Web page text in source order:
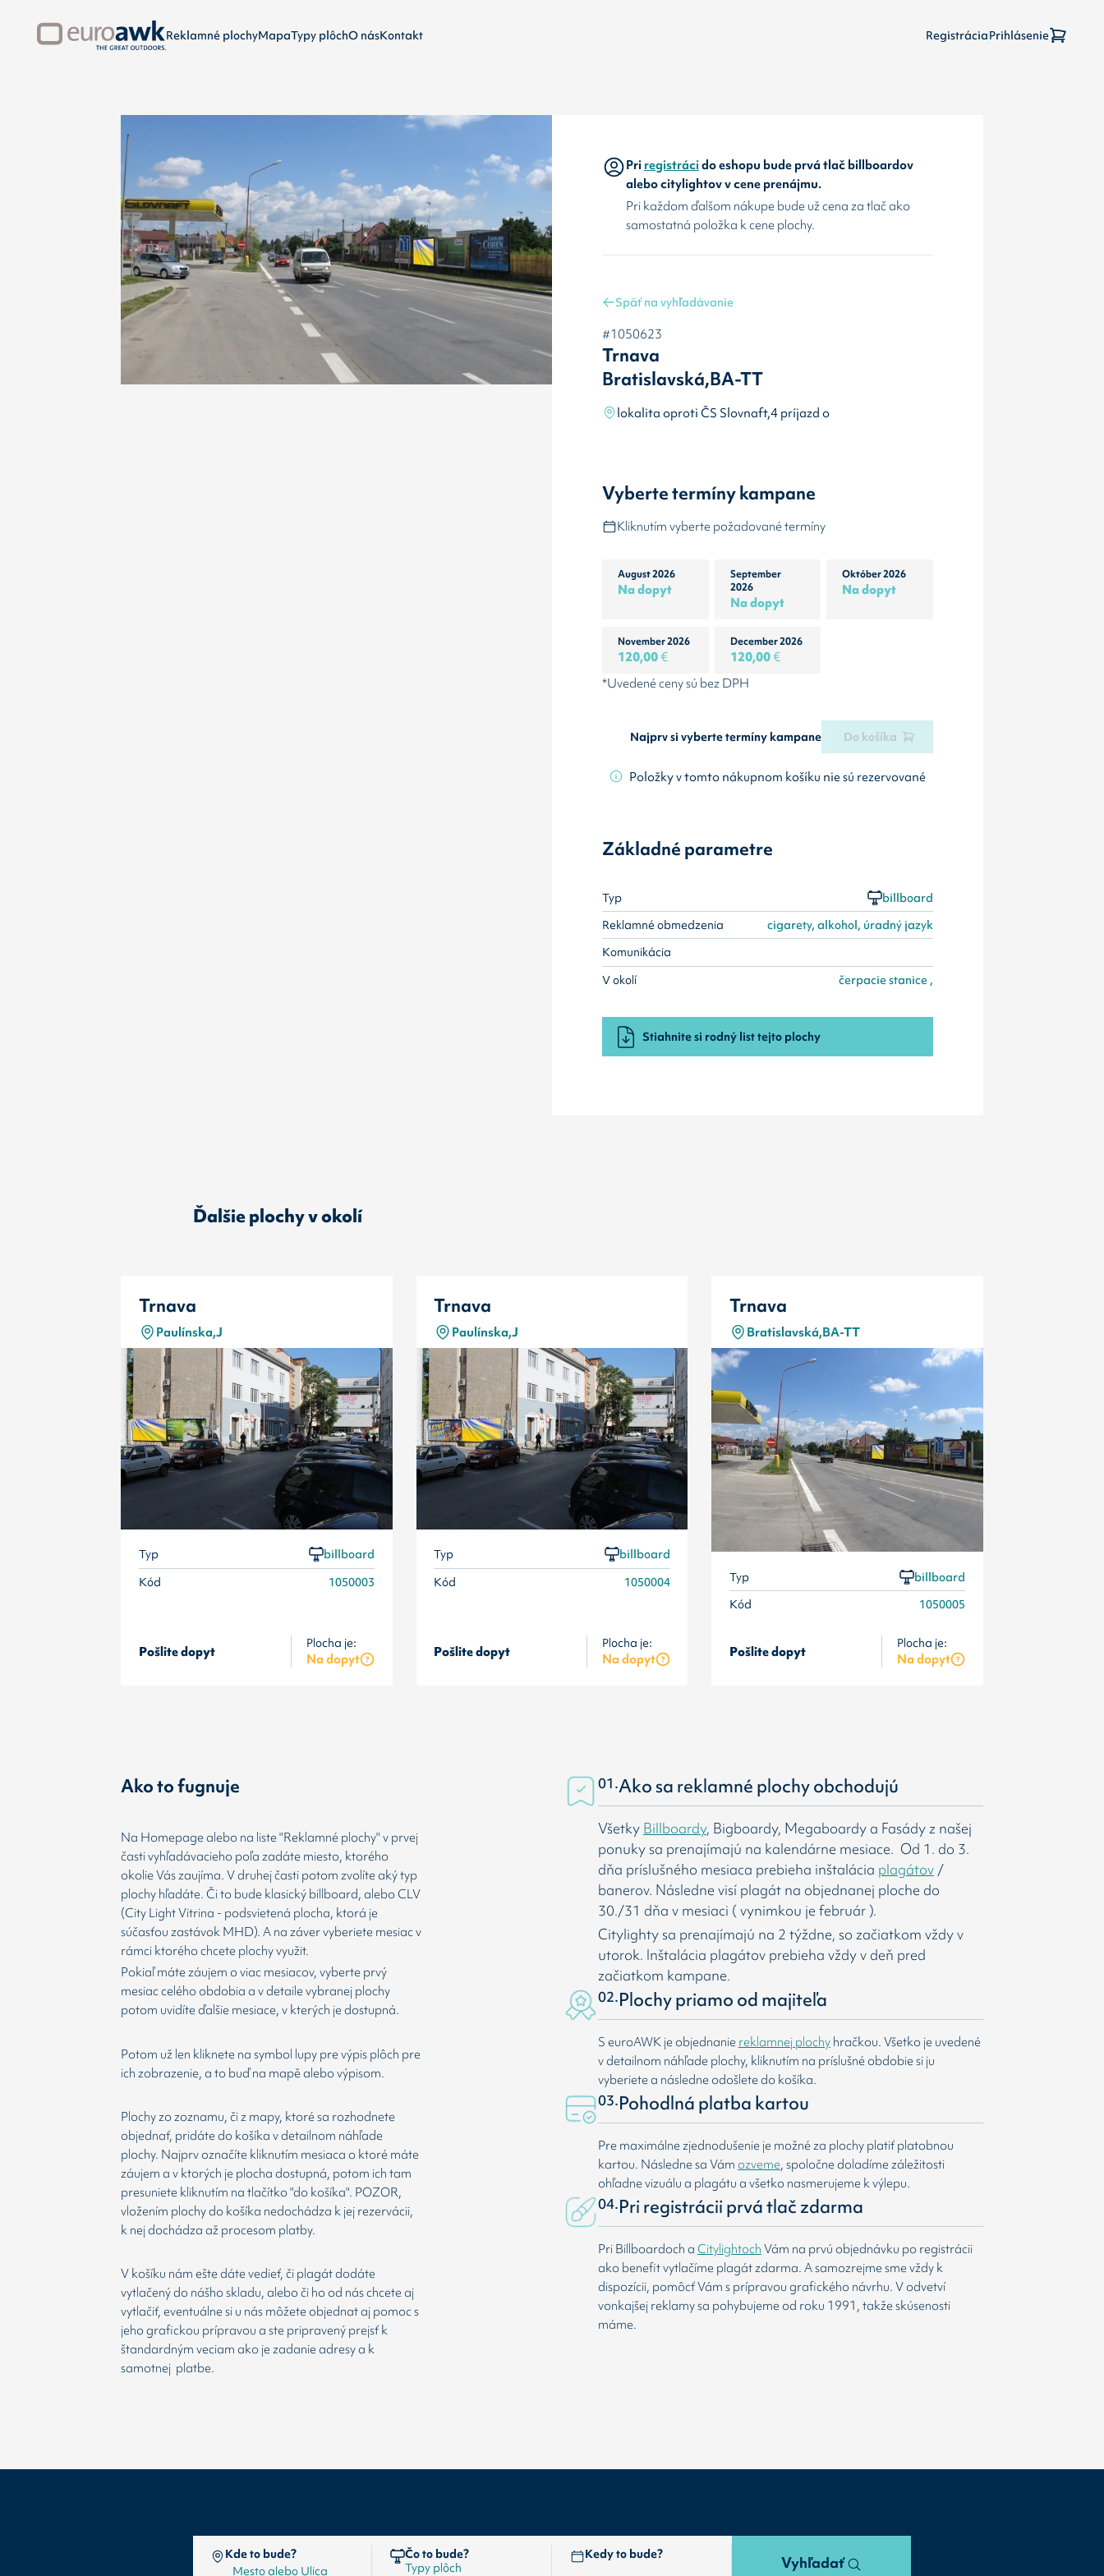
Reklamné plochyMapaTypy plôchO násKontakt RegistráciaPrihlásenie
Priregistrácido eshopu bude prvá tlač billboardov
alebo citylightov v cene prenájmu.
Pri každom ďalšom nákupe bude už cena za tlač ako
samostatná položka k cene plochy.
Späť na vyhľadávanie
#1050623
Trnava
Bratislavská,BA-TT
lokalita oproti ČS Slovnaft,4 príjazd o
Vyberte termíny kampane
Kliknutím vyberte požadované termíny
August 2026
Na dopyt
September
2026
Na dopyt
Október 2026
Na dopyt
November 2026
120,00€
December 2026
120,00€
*Uvedené ceny sú bez DPH
Najprv si vyberte termíny kampane Do košíka
Položky v tomto nákupnom košíku nie sú rezervované
Základné parametre
Typ
billboard
Reklamné obmedzenia
cigarety, alkohol, úradný jazyk
Komunikácia
V okolí
čerpacie stanice ,
Stiahnite si rodný list tejto plochy
Ďalšie plochy v okolí
Trnava
Paulínska,J
Typ
billboard
Kód
1050003
Pošlite dopyt Plocha je:
Na dopyt
Trnava
Paulínska,J
Typ
billboard
Kód
1050004
Pošlite dopyt Plocha je:
Na dopyt
Trnava
Bratislavská,BA-TT
Typ
billboard
Kód
1050005
Pošlite dopyt Plocha je:
Na dopyt
Ako to fugnuje
Na Homepage alebo na liste "Reklamné plochy" v prvej
časti vyhľadávacieho poľa zadáte miesto, ktorého
okolie Vás zaujíma. V druhej časti potom zvolíte aký typ
plochy hľadáte. Či to bude klasický billboard, alebo CLV
(City Light Vitrina - podsvietená plocha, ktorá je
súčasťou zastávok MHD). A na záver vyberiete mesiac v
rámci ktorého chcete plochy využit.
Pokiaľ máte záujem o viac mesiacov, vyberte prvý
mesiac celého obdobia a v detaile vybranej plochy
potom uvidíte ďalšie mesiace, v kterých je dostupná.
Potom už len kliknete na symbol lupy pre výpis plôch pre
ich zobrazenie, a to buď na mapě alebo výpisom.
Plochy zo zoznamu, či z mapy, ktoré sa rozhodnete
objednať, pridáte do košíka v detailnom náhľade
plochy. Najprv označíte kliknutím mesiaca o ktoré máte
záujem a v ktorých je plocha dostupná, potom ich tam
presuniete kliknutím na tlačítko "do košíka". POZOR,
vložením plochy do košíka nedochádza k jej rezervácii,
k nej dochádza až procesom platby.
V košíku nám ešte dáte vedieť, či plagát dodáte
vytlačený do nášho skladu, alebo či ho od nás chcete aj
vytlačiť, eventuálne si u nás môžete objednat aj pomoc s
jeho grafickou prípravou a ste pripravený prejsť k
štandardným veciam ako je zadanie adresy a k
samotnej platbe.
01.Ako sa reklamné plochy obchodujú
Všetky Billboardy, Bigboardy, Megaboardy a Fasády z našej
ponuky sa prenajímajú na kalendárne mesiace. Od 1. do 3.
dňa príslušného mesiaca prebieha inštalácia plagátov/
banerov. Následne visí plagát na objednanej ploche do
30./31 dňa v mesiaci ( vynimkou je február ).
Citylighty sa prenajímajú na 2 týždne, so začiatkom vždy v
utorok. Inštalácia plagátov prebieha vždy v deň pred
začiatkom kampane.
02.Plochy priamo od majiteľa
S euroAWK je objednanie reklamnej plochyhračkou. Všetko je uvedené
v detailnom náhľade plochy, kliknutím na príslušné obdobie si ju
vyberiete a následne odošlete do košíka.
03.Pohodlná platba kartou
Pre maximálne zjednodušenie je možné za plochy platiť platobnou
kartou. Následne sa Vámozveme, spoločne doladíme záležitosti
ohľadne vizuálu a plagátu a všetko nasmerujeme k výlepu.
04.Pri registrácii prvá tlač zdarma
Pri Billboardoch aCitylightochVám na prvú objednávku po registrácii
ako benefit vytlačíme plagát zdarma. A samozrejme sme vždy k
dispozícii, pomôcť Vám s prípravou grafického návrhu. V odvetví
vonkajšej reklamy sa pohybujeme od roku 1991, takže skúsenosti
máme.
Kde to bude? Čo to bude? Kedy to bude? Vyhľadať